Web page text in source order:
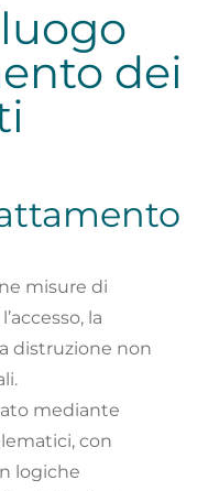
dei
misure di
la
distruzione non
mediante
con
logiche